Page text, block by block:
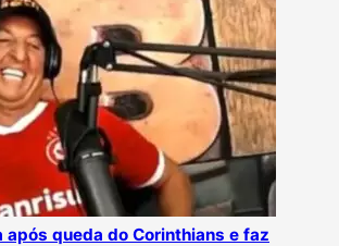
após queda do Corinthians e faz